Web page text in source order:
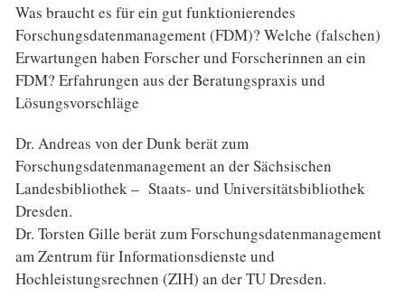
Was braucht es für ein gut funktionierendes
Forschungsdatenmanagement (FDM)? Welche (falschen)
Erwartungen haben Forscher und Forscherinnen an ein
FDM? Erfahrungen aus der Beratungspraxis und
Lösungsvorschläge
Dr. Andreas von der Dunk berät zum
Forschungsdatenmanagement an der Sächsischen
Landesbibliothek – Staats- und Universitätsbibliothek
Dresden.
Dr. Torsten Gille berät zum Forschungsdatenmanagement
am Zentrum für Informationsdienste und
Hochleistungsrechnen (ZIH) an der TU Dresden.